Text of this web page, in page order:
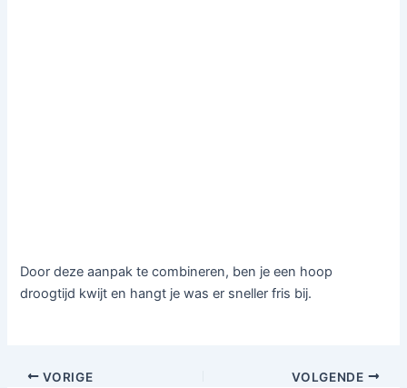
Door deze aanpak te combineren, ben je een hoop
droogtijd kwijt en hangt je was er sneller fris bij.
VORIGE VOLGENDE